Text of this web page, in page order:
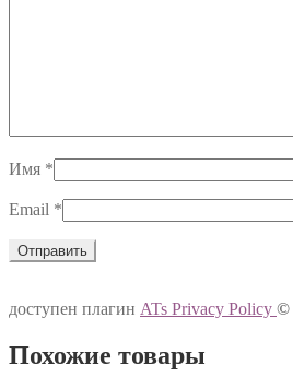
Имя *
Email *
доступен плагин ATs Privacy Policy ©
Похожие товары